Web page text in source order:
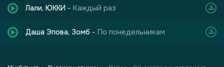
Лали, ЮККИ - Каждый раз
Даша Эпова, Зомб - По понедельникам